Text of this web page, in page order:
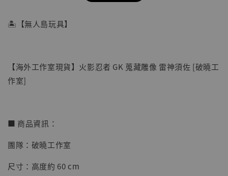
【店內現貨】七龍珠 系列蒐藏雕像 悟空 鳥山
明紀念款 [奇蹟工作室]
🏝【無人島玩具】
【海外工作室現貨】火影忍者 GK 蒐藏雕像 雷神須佐 [破曉工
作室]
■ 商品資訊：
團隊：破曉工作室
尺寸：高度約 60 cm